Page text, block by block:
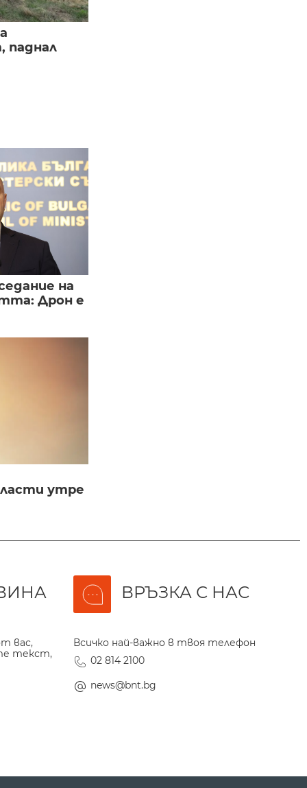
паднал
на
Дрон е
утре
вас,
текст,
ВРЪЗКА С НАС
Всичко най-важно в твоя телефон
02 814 2100
news@bnt.bg